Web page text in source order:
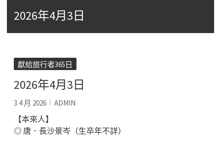
2026年4月3日
獻給旅行者365日
2026年4月3日
3 4 月 2026 ADMIN
【本來人】
◎ 唐．長沙景岑（生卒年不詳）